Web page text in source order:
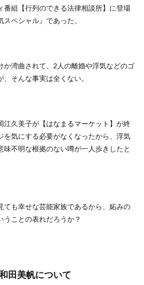
番組【行列のできる法律相談所】に登場
ペシャル』であった。
か湾曲されて、2人の離婚や浮気などのゴ
そんな事実は全くない。
江久美子が【はなまるマーケット】が終
を気にする必要がなくなったから、浮気
味不明な根拠のない噂が一人歩きしたと
ても幸せな芸能家族であるから、妬みの
うことの表れだろうか？
田美帆について